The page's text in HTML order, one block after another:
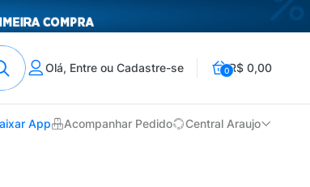
Olá, Entre ou Cadastre-se 0R$ 0,00
App Acompanhar Pedido Central Araujo